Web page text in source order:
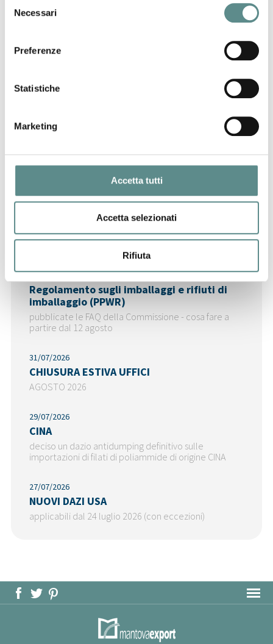
delNecessari
Preferenze
Statistiche
Marketing
Accetta tutti
Accetta selezionati
Rifiuta
31/07/2026
CINA
Ultime News
06/08/2026
Regolamento sugli imballaggi e rifiuti di
imballaggio (PPWR)
pubblicate le FAQ della Commissione - cosa fare a
partire dal 12 agosto
31/07/2026
CHIUSURA ESTIVA UFFICI
AGOSTO 2026
29/07/2026
CINA
deciso un dazio antidumping definitivo sulle
importazioni di filati di poliammide di origine CINA
27/07/2026
NUOVI DAZI USA
applicabili dal 24 luglio 2026 (con eccezioni)